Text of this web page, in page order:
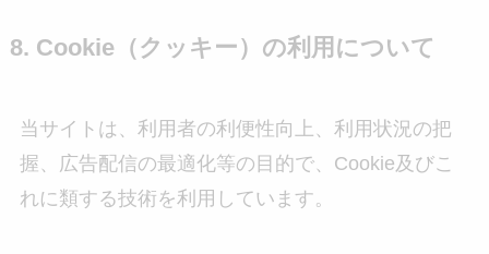
8. Cookie（クッキー）の利用について
当サイトは、利用者の利便性向上、利用状況の把
握、広告配信の最適化等の目的で、Cookie及びこ
れに類する技術を利用しています。